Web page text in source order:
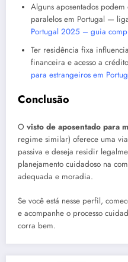
Alguns aposentados
paralelos em Portugal —
Portugal 2025 – guia
Ter residência fixa
financeira e acesso a
para estrangeiros em
Conclusão
O visto de aposentado para
regime similar) oferece uma
passiva e deseja residir
planejamento cuidadoso na
adequada e moradia.
Se você está nesse perfil,
e acompanhe o processo
corra bem.